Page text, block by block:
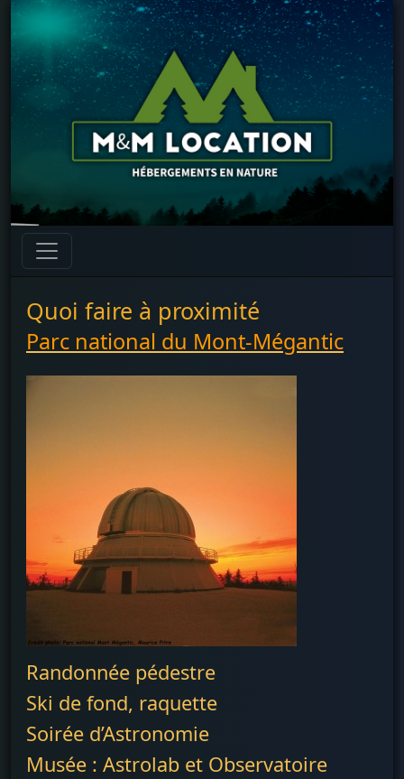
Quoi faire à proximité
Parc national du Mont-Mégantic
Randonnée pédestre
Ski de fond, raquette
Soirée d’Astronomie
Musée : Astrolab et Observatoire